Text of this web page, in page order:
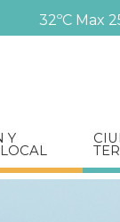
Pasar
al
32ºC Max
Y